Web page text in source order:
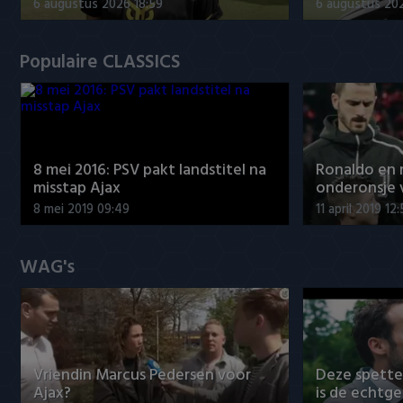
6 augustus 2026 18:59 6 augustus
Populaire CLASSICS
8 mei 2016: PSV pakt landstitel na
misstap Ajax
8 mei 2019 09:49
Ronaldo
onderonsje
11 april 2019
WAG's
Vriendin Marcus Pedersen voor
Ajax?
Deze
is de